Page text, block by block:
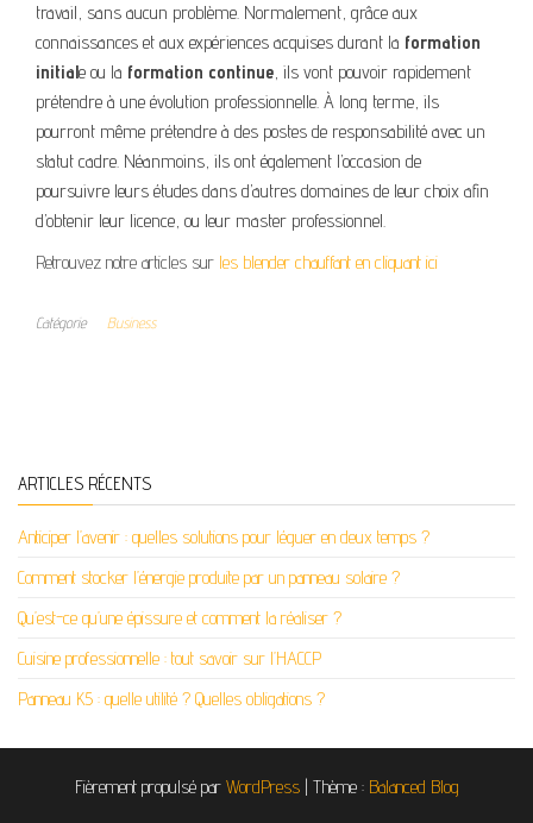
travail, sans aucun problème. Normalement, grâce aux
connaissances et aux expériences acquises durant la formation
initiale ou la formation continue, ils vont pouvoir rapidement
prétendre à une évolution professionnelle. À long terme, ils
pourront même prétendre à des postes de responsabilité avec un
statut cadre. Néanmoins, ils ont également l’occasion de
poursuivre leurs études dans d’autres domaines de leur choix afin
d’obtenir leur licence, ou leur master professionnel.
Retrouvez notre articles sur les blender chauffant en cliquant ici
Catégorie Business
ARTICLES RÉCENTS
Anticiper l’avenir : quelles solutions pour léguer en deux temps ?
Comment stocker l’énergie produite par un panneau solaire ?
Qu’est-ce qu’une épissure et comment la réaliser ?
Cuisine professionnelle : tout savoir sur l’HACCP
Panneau K5 : quelle utilité ? Quelles obligations ?
Fièrement propulsé par WordPress | Thème : Balanced Blog